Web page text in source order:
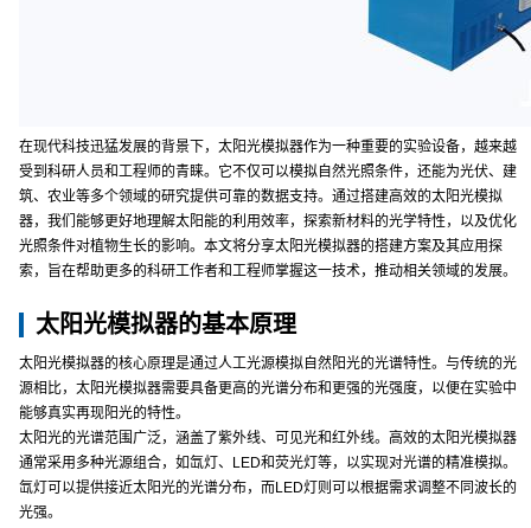
在现代科技迅猛发展的背景下，太阳光模拟器作为一种重要的实验设备，越来越
受到科研人员和工程师的青睐。它不仅可以模拟自然光照条件，还能为光伏、建
筑、农业等多个领域的研究提供可靠的数据支持。通过搭建高效的太阳光模拟
器，我们能够更好地理解太阳能的利用效率，探索新材料的光学特性，以及优化
光照条件对植物生长的影响。本文将分享太阳光模拟器的搭建方案及其应用探
索，旨在帮助更多的科研工作者和工程师掌握这一技术，推动相关领域的发展。
太阳光模拟器的基本原理
太阳光模拟器的核心原理是通过人工光源模拟自然阳光的光谱特性。与传统的光
源相比，太阳光模拟器需要具备更高的光谱分布和更强的光强度，以便在实验中
能够真实再现阳光的特性。
太阳光的光谱范围广泛，涵盖了紫外线、可见光和红外线。高效的太阳光模拟器
通常采用多种光源组合，如氙灯、LED和荧光灯等，以实现对光谱的精准模拟。
氙灯可以提供接近太阳光的光谱分布，而LED灯则可以根据需求调整不同波长的
光强。